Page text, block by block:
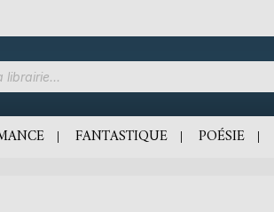
FANTASTIQUE POÉSIE